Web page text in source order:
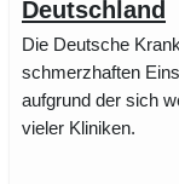
Deutschland
Die Deutsche
schmerzhaften
aufgrund der sich
vieler Kliniken.